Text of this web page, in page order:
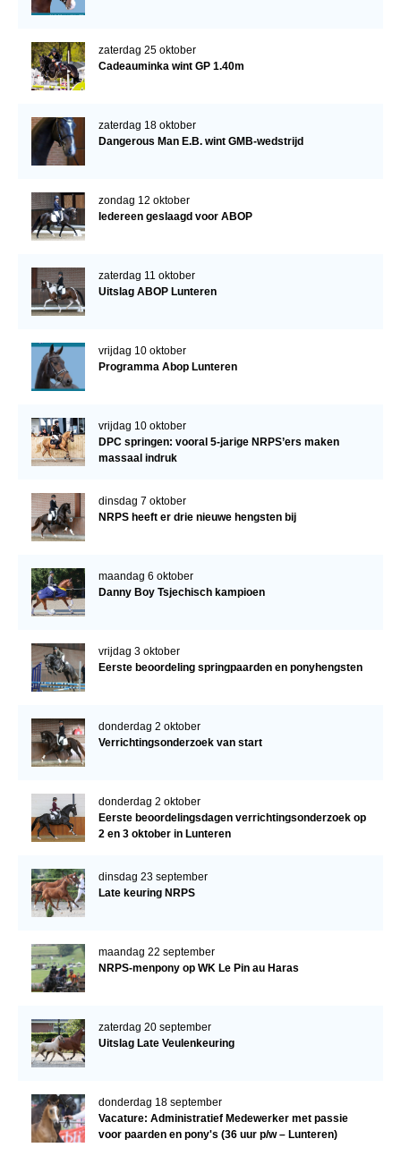
zaterdag 25 oktober
Cadeauminka wint GP 1.40m
zaterdag 18 oktober
Dangerous Man E.B. wint GMB-wedstrijd
zondag 12 oktober
Iedereen geslaagd voor ABOP
zaterdag 11 oktober
Uitslag ABOP Lunteren
vrijdag 10 oktober
Programma Abop Lunteren
vrijdag 10 oktober
DPC springen: vooral 5-jarige NRPS’ers maken
massaal indruk
dinsdag 7 oktober
NRPS heeft er drie nieuwe hengsten bij
maandag 6 oktober
Danny Boy Tsjechisch kampioen
vrijdag 3 oktober
Eerste beoordeling springpaarden en ponyhengsten
donderdag 2 oktober
Verrichtingsonderzoek van start
donderdag 2 oktober
Eerste beoordelingsdagen verrichtingsonderzoek op
2 en 3 oktober in Lunteren
dinsdag 23 september
Late keuring NRPS
maandag 22 september
NRPS-menpony op WK Le Pin au Haras
zaterdag 20 september
Uitslag Late Veulenkeuring
donderdag 18 september
Vacature: Administratief Medewerker met passie
voor paarden en pony's (36 uur p/w – Lunteren)